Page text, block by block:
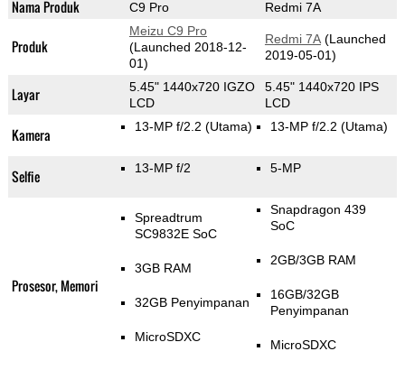
Nama Produk C9 Pro Redmi 7A
Produk
Meizu C9 Pro
(Launched 2018-12-
01)
Redmi 7A(Launched
2019-05-01)
Layar
5.45" 1440x720 IGZO
LCD
5.45" 1440x720 IPS
LCD
Kamera 13-MP f/2.2 (Utama) 13-MP f/2.2 (Utama)
Selfie 13-MP f/2 5-MP
Prosesor, Memori
Spreadtrum
SC9832E SoC
3GB RAM
32GB Penyimpanan
MicroSDXC
Snapdragon 439
SoC
2GB/3GB RAM
16GB/32GB
Penyimpanan
MicroSDXC